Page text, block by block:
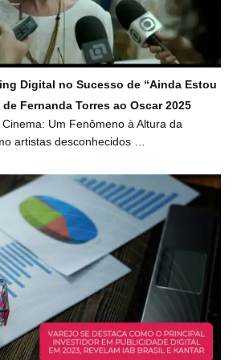
Digital no Sucesso de “Ainda Estou
Fernanda Torres ao Oscar 2025
Um Fenômeno à Altura da
artistas desconhecidos …